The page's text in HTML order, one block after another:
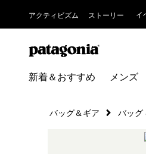
アクティビズム ストーリー イ
新着＆おすすめ メンズ
バッグ＆ギア バッグ